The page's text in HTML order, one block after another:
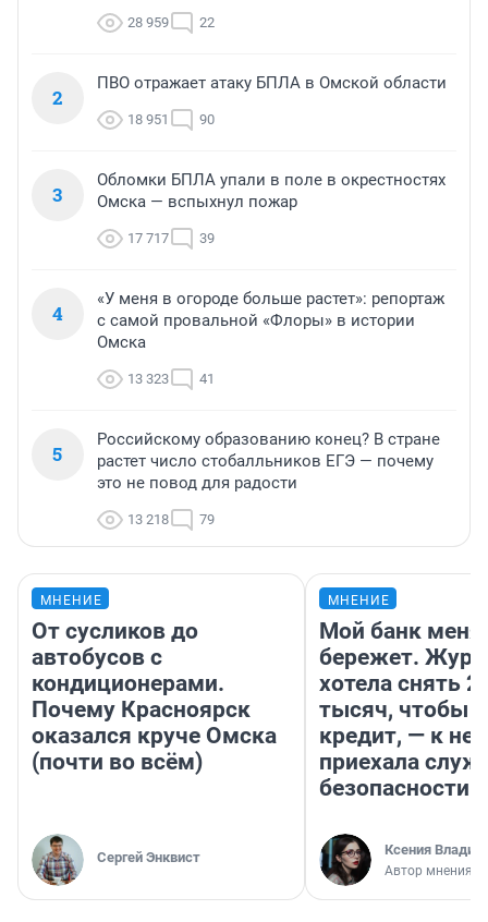
28 959 22
2
ПВО отражает атаку БПЛА в Омской области
18 951 90
3
Обломки БПЛА упали в поле в окрестностях
Омска — вспыхнул пожар
17 717 39
4
«У меня в огороде больше растет»: репортаж
с самой провальной «Флоры» в истории
Омска
13 323 41
5
Российскому образованию конец? В стране
растет число стобалльников ЕГЭ — почему
это не повод для радости
13 218 79
МНЕНИЕ
От сусликов до
автобусов с
кондиционерами.
Почему Красноярск
оказался круче Омска
(почти во всём)
Сергей Энквист
МНЕНИЕ
Мой банк меня
бережет.
хотела снять
тысяч, чтобы
кредит, — к
приехала
безопасности
Ксения
Автор мнения